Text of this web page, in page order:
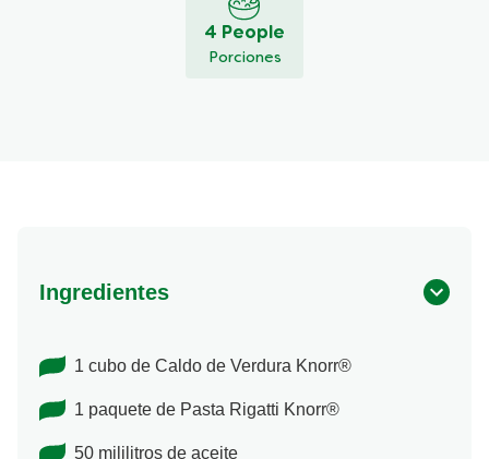
4 People
Porciones
Ingredientes
1 cubo de Caldo de Verdura Knorr®
1 paquete de Pasta Rigatti Knorr®
50 mililitros de aceite